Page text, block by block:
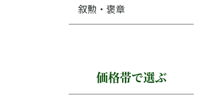
叙勲・褒章
価格帯で選ぶ